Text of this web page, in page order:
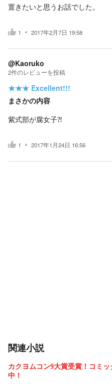
置きたいと思うお話でした。
1 2017年2月7日 19:58
@Kaoruko
2件のレビューを投稿
★★★ Excellent!!!
まさかの内容
紫式部が腐女子⁈
1 2017年1月24日 16:56
関連小説
カクヨムコン9大賞受賞！コミ
中！